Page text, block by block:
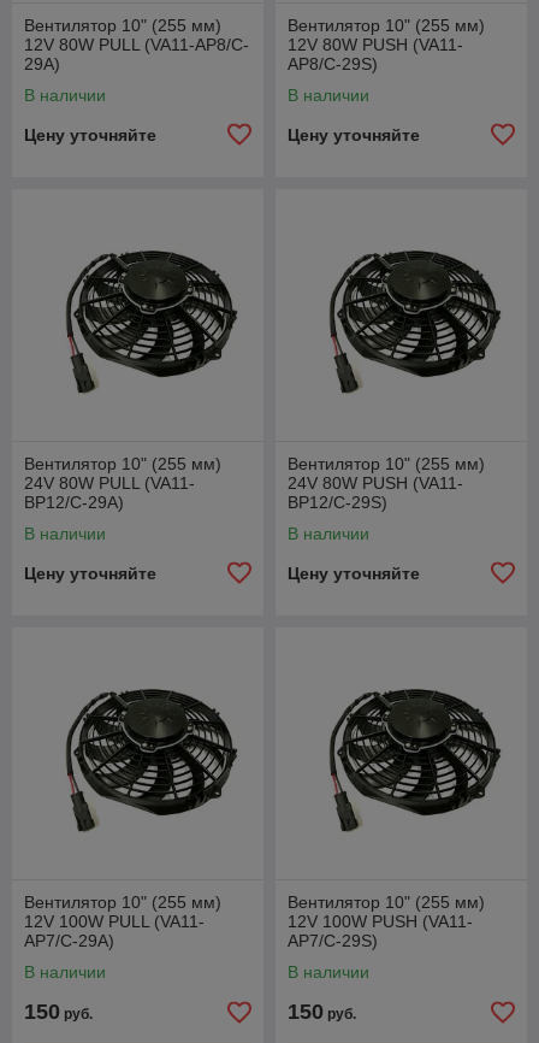
Вентилятор 10" (255 мм)
12V 80W РULL (VA11-AP8/C-
29A)
В наличии
Цену уточняйте
Вентилятор 10" (255 мм)
12V 80W РUSH (VA11-
AP8/C-29S)
В наличии
Цену уточняйте
Вентилятор 10" (255 мм)
24V 80W РULL (VA11-
BP12/C-29A)
В наличии
Цену уточняйте
Вентилятор 10" (255 мм)
24V 80W РUSH (VA11-
BP12/C-29S)
В наличии
Цену уточняйте
Вентилятор 10" (255 мм)
12V 100W РULL (VA11-
AP7/C-29A)
В наличии
150 руб.
Вентилятор 10" (255 мм)
12V 100W PUSH (VA11-
AP7/C-29S)
В наличии
150 руб.